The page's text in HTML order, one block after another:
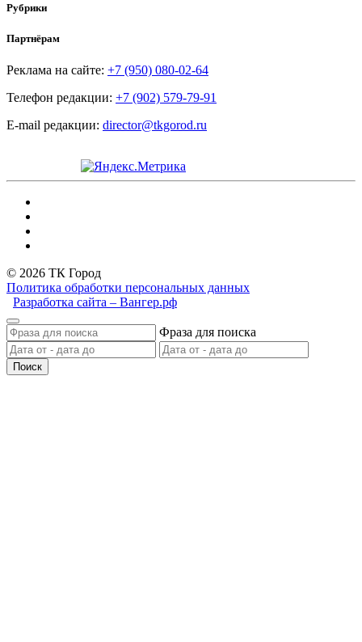
Рубрики
Партнёрам
Реклама на сайте: +7 (950) 080-02-64
Телефон редакции: +7 (902) 579-79-91
E-mail редакции: director@tkgorod.ru
© 2026 ТК Город
Политика обработки персональных данных
Разработка сайта – Вангер.рф
Фраза для поиска
Поиск